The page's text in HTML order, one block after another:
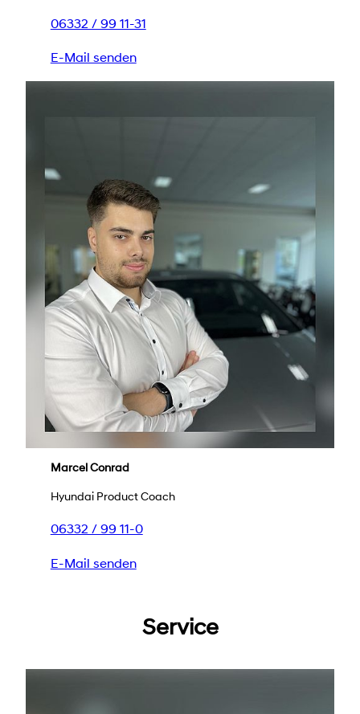
06332 / 99 11-31
E-Mail senden
Marcel Conrad
Hyundai Product Coach
06332 / 99 11-0
E-Mail senden
Service